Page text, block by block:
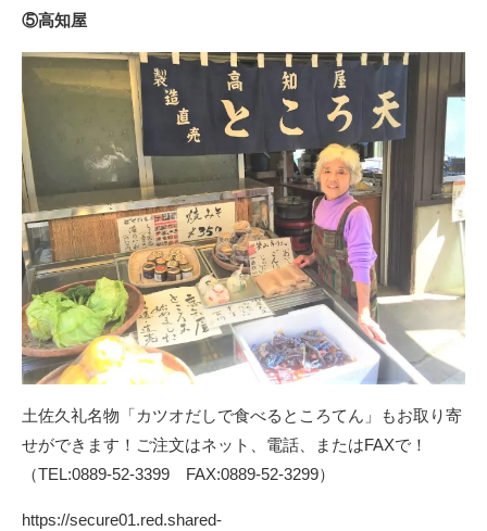
⑤高知屋
土佐久礼名物「カツオだしで食べるところてん」もお取り寄
せができます！ご注文はネット、電話、またはFAXで！
（TEL:0889-52-3399 FAX:0889-52-3299）
https://secure01.red.shared-